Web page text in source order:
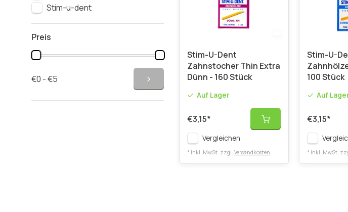
Stim-u-dent
Preis
€0 - €5
Stim-U-Dent
Zahnstocher Thin Extra
Dünn - 160 Stück
Auf Lager
€3,15*
Vergleichen
* Inkl. MwSt. zzgl. Versandkosten
Stim-U-
100 Stück
Auf
€3,15*
* Inkl. MwSt.